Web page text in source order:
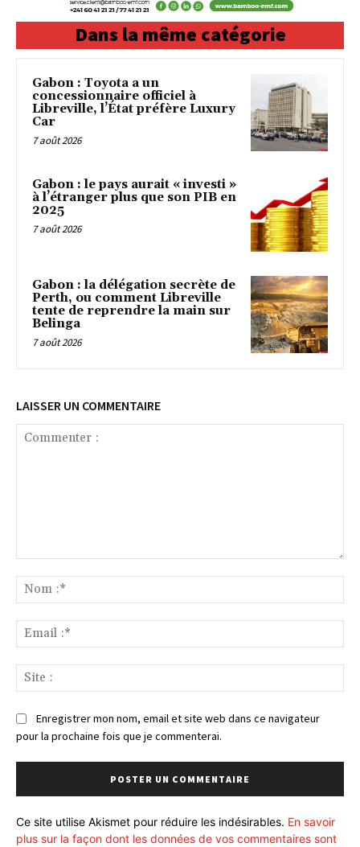
Dans la même catégorie
Gabon : Toyota a un
concessionnaire officiel à
Libreville, l’État préfère Luxury
Car
7 août 2026
Gabon : le pays aurait « investi »
à l’étranger plus que son PIB en
2025
7 août 2026
Gabon : la délégation secrète de
Perth, ou comment Libreville
tente de reprendre la main sur
Belinga
7 août 2026
LAISSER UN COMMENTAIRE
:*
:*
:
Enregistrer mon nom, email et site web dans ce navigateur
pour la prochaine fois que je commenterai.
Ce site utilise Akismet pour réduire les indésirables. En savoir
plus sur la façon dont les données de vos commentaires sont